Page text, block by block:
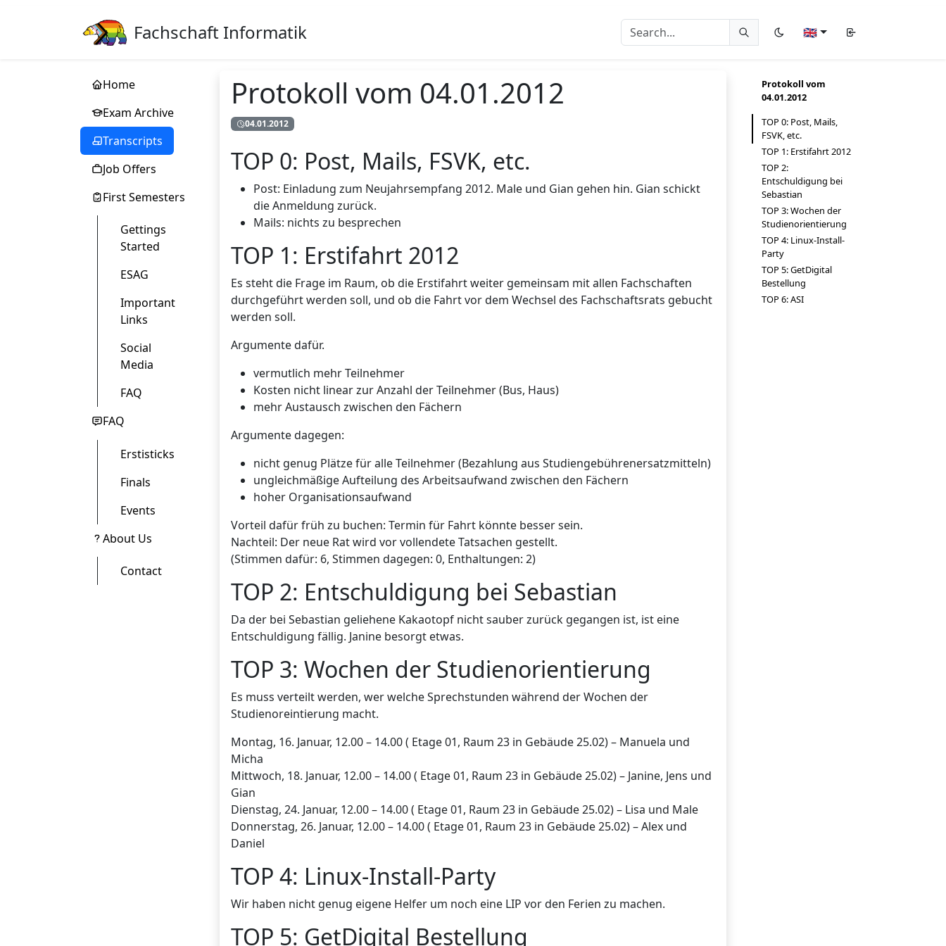
Fachschaft Informatik 🇬🇧
Home
Exam Archive
Transcripts
Job Offers
First Semesters
Gettings
Started
ESAG
Important
Links
Social
Media
FAQ
FAQ
Erstisticks
Finals
Events
About Us
Contact
Protokoll vom 04.01.2012
04.01.2012
TOP 0: Post, Mails, FSVK, etc.
Post: Einladung zum Neujahrsempfang 2012. Male und Gian gehen hin. Gian schickt
die Anmeldung zurück.
Mails: nichts zu besprechen
TOP 1: Erstifahrt 2012
Es steht die Frage im Raum, ob die Erstifahrt weiter gemeinsam mit allen Fachschaften
durchgeführt werden soll, und ob die Fahrt vor dem Wechsel des Fachschaftsrats gebucht
werden soll.
Argumente dafür.
vermutlich mehr Teilnehmer
Kosten nicht linear zur Anzahl der Teilnehmer (Bus, Haus)
mehr Austausch zwischen den Fächern
Argumente dagegen:
nicht genug Plätze für alle Teilnehmer (Bezahlung aus Studiengebührenersatzmitteln)
ungleichmäßige Aufteilung des Arbeitsaufwand zwischen den Fächern
hoher Organisationsaufwand
Vorteil dafür früh zu buchen: Termin für Fahrt könnte besser sein.
Nachteil: Der neue Rat wird vor vollendete Tatsachen gestellt.
(Stimmen dafür: 6, Stimmen dagegen: 0, Enthaltungen: 2)
TOP 2: Entschuldigung bei Sebastian
Da der bei Sebastian geliehene Kakaotopf nicht sauber zurück gegangen ist, ist eine
Entschuldigung fällig. Janine besorgt etwas.
TOP 3: Wochen der Studienorientierung
Es muss verteilt werden, wer welche Sprechstunden während der Wochen der
Studienoreintierung macht.
Montag, 16. Januar, 12.00 – 14.00 ( Etage 01, Raum 23 in Gebäude 25.02) – Manuela und
Micha
Mittwoch, 18. Januar, 12.00 – 14.00 ( Etage 01, Raum 23 in Gebäude 25.02) – Janine, Jens und
Gian
Dienstag, 24. Januar, 12.00 – 14.00 ( Etage 01, Raum 23 in Gebäude 25.02) – Lisa und Male
Donnerstag, 26. Januar, 12.00 – 14.00 ( Etage 01, Raum 23 in Gebäude 25.02) – Alex und
Daniel
TOP 4: Linux-Install-Party
Wir haben nicht genug eigene Helfer um noch eine LIP vor den Ferien zu machen.
TOP 5: GetDigital Bestellung
Protokoll vom
04.01.2012
TOP 0: Post, Mails,
FSVK, etc.
TOP 1: Erstifahrt 2012
TOP 2:
Entschuldigung bei
Sebastian
TOP 3: Wochen der
Studienorientierung
TOP 4: Linux-Install-
Party
TOP 5: GetDigital
Bestellung
TOP 6: ASI